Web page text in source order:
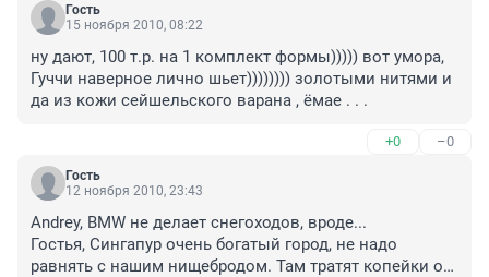
Гость
15 ноября 2010, 08:22
ну дают, 100 т.р. на 1 комплект формы))))) вот умора,
Гуччи наверное лично шьет)))))))) золотыми нитями и
да из кожи сейшельского варана , ёмае . . .
+0 –0
Гость
12 ноября 2010, 23:43
Andrey, BMW не делает снегоходов, вроде...
Гостья, Сингапур очень богатый город, не надо
равнять с нашим нищебродом. Там тратят копейки от